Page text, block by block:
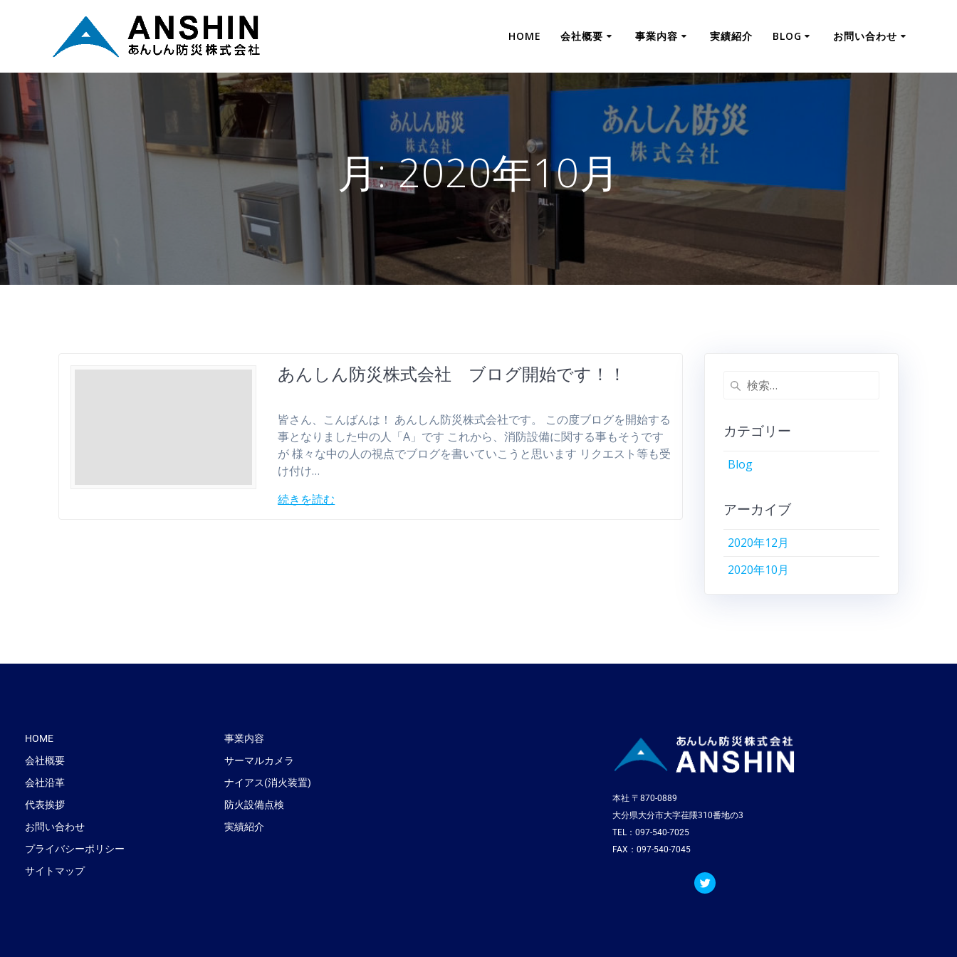
HOME 会社概要 事業内容 実績紹介 BLOG お問い合わせ
月:2020年10月
あんしん防災株式会社 ブログ開始です！！
皆さん、こんばんは！ あんしん防災株式会社です。 この度ブログを開始する
事となりました中の人「A」です これから、消防設備に関する事もそうです
が 様々な中の人の視点でブログを書いていこうと思います リクエスト等も受
け付け…
続きを読む
カテゴリー
Blog
アーカイブ
2020年12月
2020年10月
HOME
会社概要
会社沿革
代表挨拶
お問い合わせ
プライバシーポリシー
サイトマップ
事業内容
サーマルカメラ
ナイアス(消火装置)
防火設備点検
実績紹介
本社 〒870-0889
大分県大分市大字荏隈310番地の3
TEL：097-540-7025
FAX：097-540-7045